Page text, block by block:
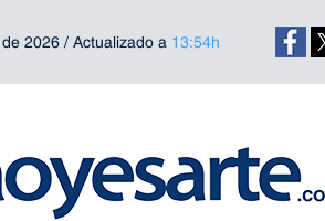
2026 / Actualizado a 13:54h